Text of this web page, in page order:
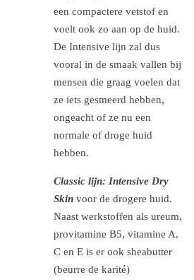
een compactere vetstof en
voelt ook zo aan op de huid.
De Intensive lijn zal dus
vooral in de smaak vallen bij
mensen die graag voelen dat
ze iets gesmeerd hebben,
ongeacht of ze nu een
normale of droge huid
hebben.
Classic lijn: Intensive Dry
Skin voor de drogere huid.
Naast werkstoffen als ureum,
provitamine B5, vitamine A,
C en E is er ook sheabutter
(beurre de karité)